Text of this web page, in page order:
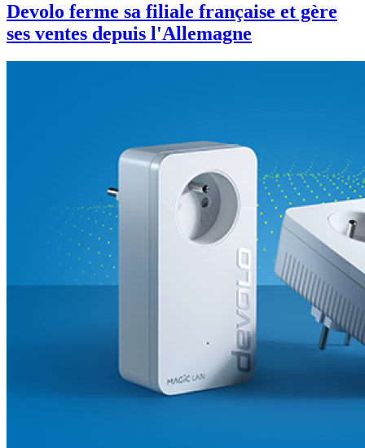
Devolo ferme sa filiale française et gère
ses ventes depuis l'Allemagne